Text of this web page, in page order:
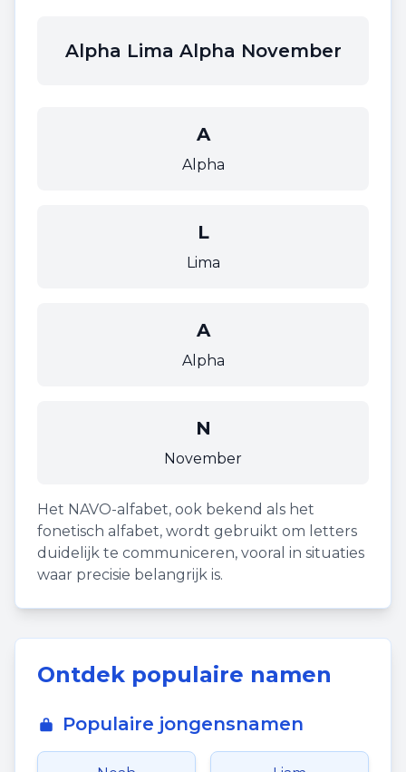
Alpha Lima Alpha November
A
Alpha
L
Lima
A
Alpha
N
November
Het NAVO-alfabet, ook bekend als het
fonetisch alfabet, wordt gebruikt om letters
duidelijk te communiceren, vooral in situaties
waar precisie belangrijk is.
Ontdek populaire namen
Populaire jongensnamen